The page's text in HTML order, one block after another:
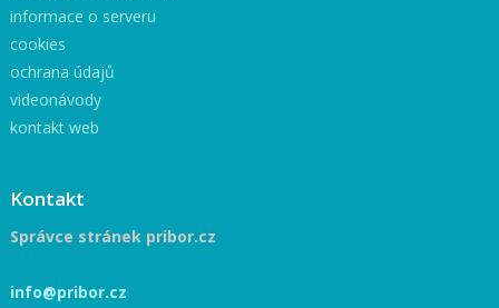
informace o serveru
cookies
ochrana údajů
videonávody
kontakt web
Kontakt
Správce stránek pribor.cz
info@pribor.cz